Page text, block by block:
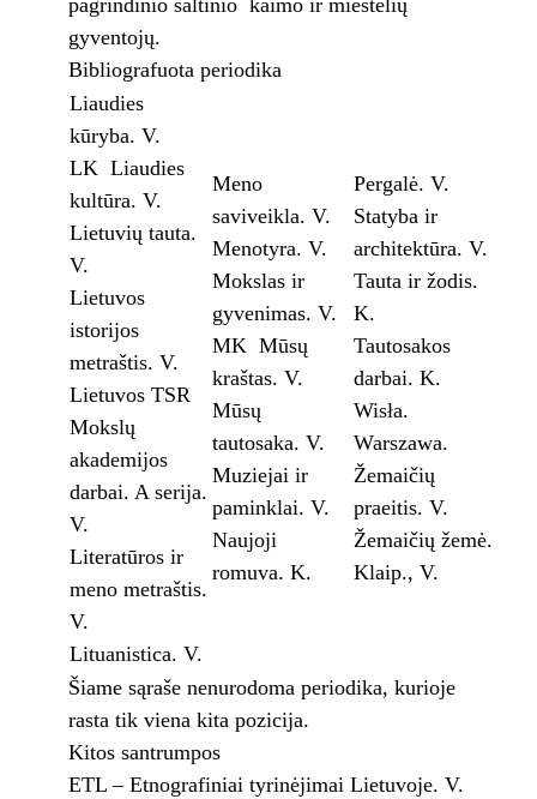
gyventojų.
Bibliografuota periodika
Liaudies
kūryba. V.
LK ­ Liaudies
kultūra. V.
Lietuvių tauta.
V.
Lietuvos
istorijos
metraštis. V.
Lietuvos TSR
Mokslų
akademijos
darbai. A serija.
V.
Literatūros ir
meno metraštis.
V.
Lituanistica. V.
Meno
saviveikla. V.
Menotyra. V.
Mokslas ir
gyvenimas. V.
MK ­ Mūsų
kraštas. V.
Mūsų
tautosaka. V.
Muziejai ir
paminklai. V.
Naujoji
romuva. K.
Pergalė. V.
Statyba ir
architektūra. V.
Tauta ir žodis.
K.
Tautosakos
darbai. K.
Wisła.
Warszawa.
Žemaičių
praeitis. V.
Žemaičių žemė.
Klaip., V.
Šiame sąraše nenurodoma periodika, kurioje
rasta tik viena kita pozicija.
Kitos santrumpos
ETL – Etnografiniai tyrinėjimai Lietuvoje. V.